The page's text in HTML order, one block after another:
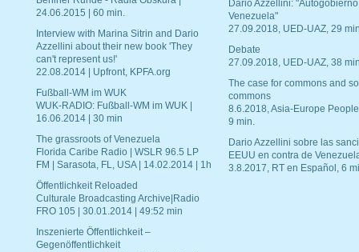
24.06.2015 | 60 min.
Interview with Marina Sitrin and Dario
Azzellini about their new book 'They
can't represent us!'
22.08.2014 | Upfront, KPFA.org
Fußball-WM im WUK
WUK-RADIO: Fußball-WM im WUK |
16.06.2014 | 30 min
The grassroots of Venezuela
Florida Caribe Radio | WSLR 96.5 LP
FM | Sarasota, FL, USA | 14.02.2014 | 1h
Öffentlichkeit Reloaded
Culturale Broadcasting Archive|Radio
FRO 105 | 30.01.2014 | 49:52 min
Inszenierte Öffentlichkeit –
Gegenöffentlichkeit
Dario Azzellini:
Venezuela"
27.09.2018, UED-UAZ, 29
Debate
27.09.2018, UED-UAZ, 38
The case for commons and
commons
8.6.2018, Asia-Europe
9 min.
Dario Azzellini sobre las
EEUU en contra de
3.8.2017, RT en Español, 6